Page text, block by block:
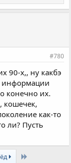
#780
90-х,, ну какбэ
информации
конечно их.
кошечек,
как-то
ли? Пусть